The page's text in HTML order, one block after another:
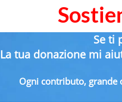
Se ti
La tua donazione mi
Ogni contributo, grande